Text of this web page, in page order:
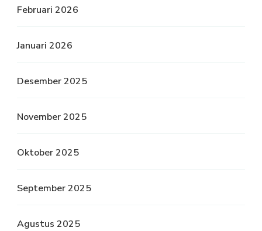
Februari 2026
Januari 2026
Desember 2025
November 2025
Oktober 2025
September 2025
Agustus 2025